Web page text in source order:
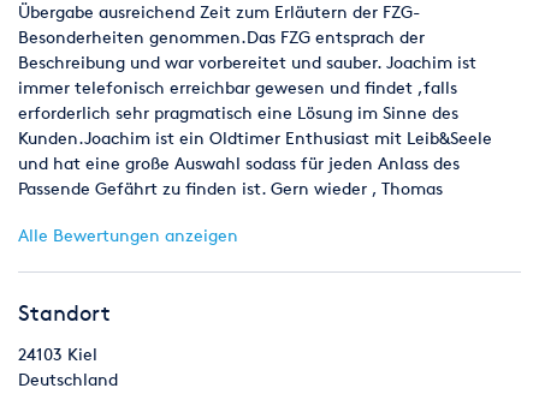
Übergabe ausreichend Zeit zum Erläutern der FZG-
Besonderheiten genommen.Das FZG entsprach der
Beschreibung und war vorbereitet und sauber. Joachim ist
immer telefonisch erreichbar gewesen und findet ,falls
erforderlich sehr pragmatisch eine Lösung im Sinne des
Kunden.Joachim ist ein Oldtimer Enthusiast mit Leib&Seele
und hat eine große Auswahl sodass für jeden Anlass des
Passende Gefährt zu finden ist. Gern wieder , Thomas
Alle Bewertungen anzeigen
Standort
24103 Kiel
Deutschland